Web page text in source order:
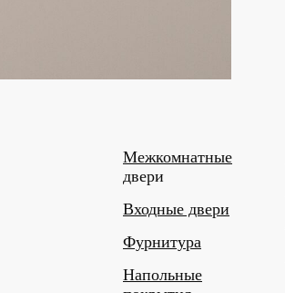
Межкомнатные
двери
Входные двери
Фурнитура
Напольные